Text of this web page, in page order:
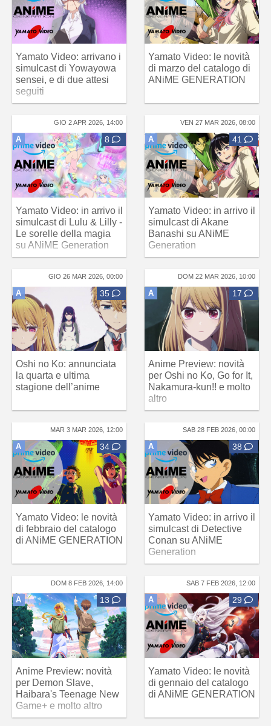
Yamato Video: arrivano i
simulcast di Yowayowa
sensei, e di due attesi
seguiti
Yamato Video: le novità
di marzo del catalogo di
ANiME GENERATION
GIO 2 APR 2026, 14:00
A 8
Yamato Video: in arrivo il
simulcast di Lulu & Lilly -
Le sorelle della magia
su ANiME Generation
VEN 27 MAR 2026, 08:00
A 41
Yamato Video: in arrivo il
simulcast di Akane
Banashi su ANiME
Generation
GIO 26 MAR 2026, 00:00
A 35
Oshi no Ko: annunciata
la quarta e ultima
stagione dell’anime
DOM 22 MAR 2026, 10:00
A 17
Anime Preview: novità
per Oshi no Ko, Go for It,
Nakamura-kun!! e molto
altro
MAR 3 MAR 2026, 12:00
A 34
Yamato Video: le novità
di febbraio del catalogo
di ANiME GENERATION
SAB 28 FEB 2026, 00:00
A 38
Yamato Video: in arrivo il
simulcast di Detective
Conan su ANiME
Generation
DOM 8 FEB 2026, 14:00
A 13
Anime Preview: novità
per Demon Slave,
Haibara's Teenage New
Game+ e molto altro
SAB 7 FEB 2026, 12:00
A 29
Yamato Video: le novità
di gennaio del catalogo
di ANiME GENERATION